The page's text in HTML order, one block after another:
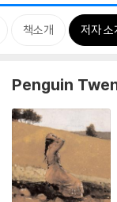
책소개 저자 소
Penguin